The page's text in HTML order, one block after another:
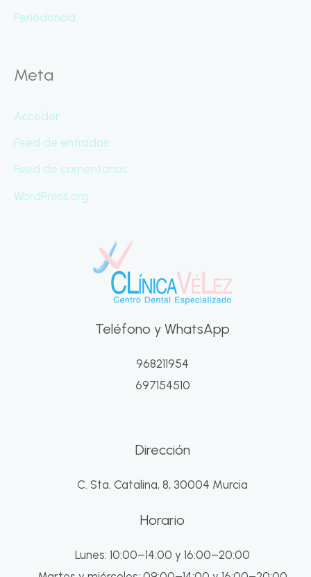
Periodoncia
Meta
Acceder
Feed de entradas
Feed de comentarios
WordPress.org
Teléfono y WhatsApp
968211954
697154510
Dirección
C. Sta. Catalina, 8, 30004 Murcia
Horario
Lunes: 10:00–14:00 y 16:00–20:00